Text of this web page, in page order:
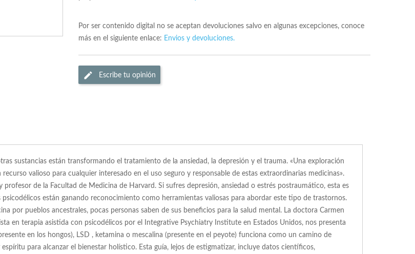
Por ser contenido digital no se aceptan devoluciones salvo en algunas excepciones, conoce
más en el siguiente enlace: Envios y devoluciones.
Escribe tu opinión
sustancias están transformando el tratamiento de la ansiedad, la depresión y el trauma. «Una exploración
valioso para cualquier interesado en el uso seguro y responsable de estas extraordinarias medicinas».
de la Facultad de Medicina de Harvard. Si sufres depresión, ansiedad o estrés postraumático, esta es
están ganando reconocimiento como herramientas valiosas para abordar este tipo de trastornos.
por pueblos ancestrales, pocas personas saben de sus beneficios para la salud mental. La doctora Carmen
en terapia asistida con psicodélicos por el Integrative Psychiatry Institute en Estados Unidos, nos presenta
en los hongos), LSD , ketamina o mescalina (presente en el peyote) funciona como un camino de
para alcanzar el bienestar holístico. Esta guía, lejos de estigmatizar, incluye datos científicos,